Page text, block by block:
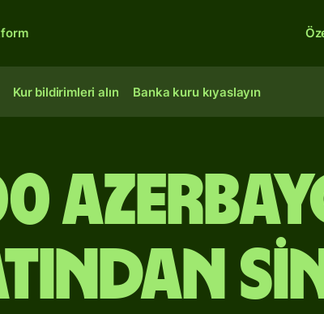
Kur bildirimleri alın Banka kuru kıyaslayın